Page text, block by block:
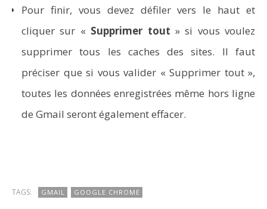
Vidéoprojecteurs Asus : Top 6 des meilleurs modèles
de la marque
Pour finir, vous devez défiler vers le haut et
cliquer sur « Supprimer tout » si vous voulez
supprimer tous les caches des sites. Il faut
préciser que si vous valider « Supprimer tout »,
toutes les données enregistrées même hors ligne
de Gmail seront également effacer.
TAGS: GMAIL GOOGLE CHROME